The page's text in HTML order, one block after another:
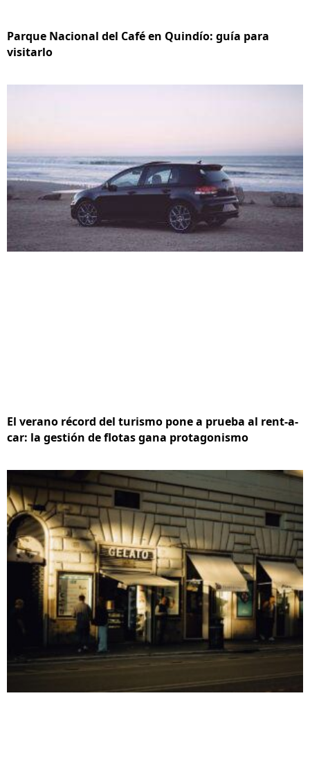
Parque Nacional del Café en Quindío: guía para
visitarlo
El verano récord del turismo pone a prueba al rent-a-
car: la gestión de flotas gana protagonismo